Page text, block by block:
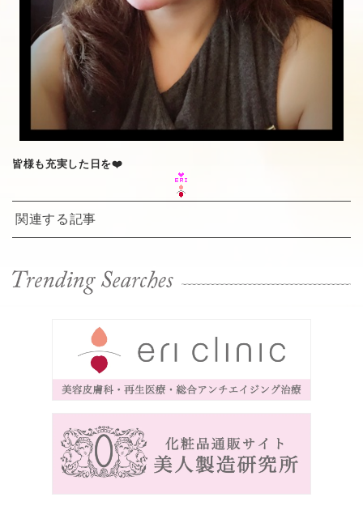
皆様も充実した日を❤️
関連する記事